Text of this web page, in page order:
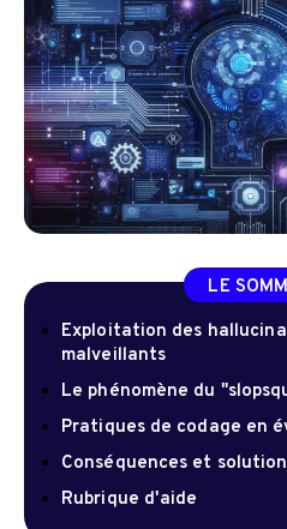
LE
Exploitation des
malveillants
Le phénomène du
Pratiques de codage en
Conséquences et
Rubrique d'aide